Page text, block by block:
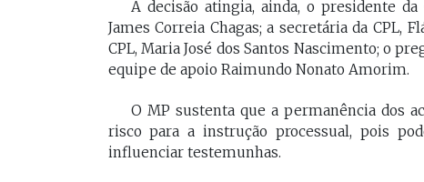
A decisão atingia, ainda, o presidente da
James Correia Chagas; a secretária da CPL,
CPL, Maria José dos Santos Nascimento; o
equipe de apoio Raimundo Nonato Amorim.
O MP sustenta que a permanência dos
risco para a instrução processual, pois
influenciar testemunhas.
porque nós temos
mais convergências do
divergências, somos da
geração.
FELIPE CAMARÃO
Procurador federal de
Vossa Excelência
fora."
PAULO
maranhense